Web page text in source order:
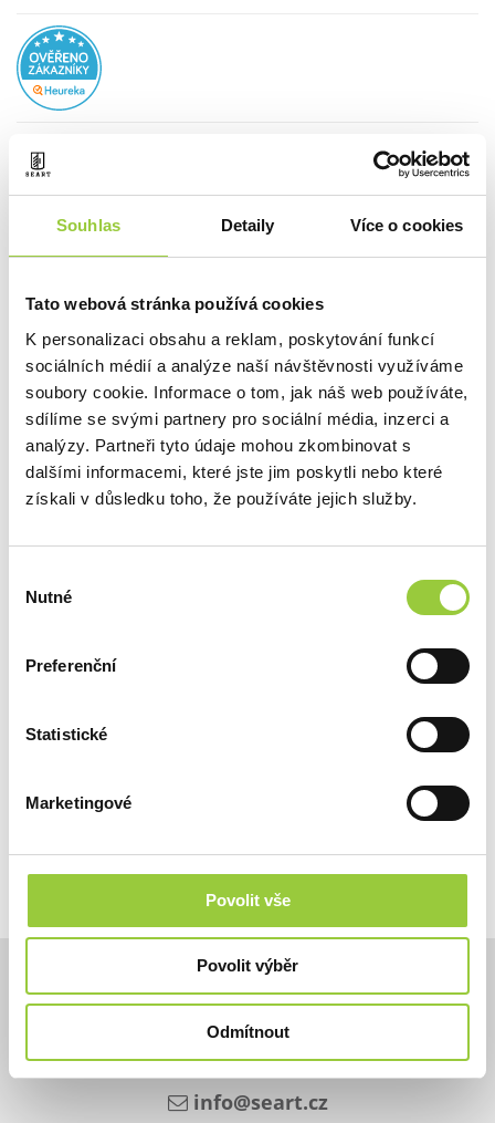
Souhlas Detaily Více o cookies
Tato webová stránka používá cookies
K personalizaci obsahu a reklam, poskytování funkcí
sociálních médií a analýze naší návštěvnosti využíváme
soubory cookie. Informace o tom, jak náš web používáte,
sdílíme se svými partnery pro sociální média, inzerci a
analýzy. Partneři tyto údaje mohou zkombinovat s
dalšími informacemi, které jste jim poskytli nebo které
získali v důsledku toho, že používáte jejich služby.
souhlasu
Nutné
Preferenční
Statistické
Marketingové
Povolit vše
Povolit výběr
Odmítnout
PŘIDAT DO KOŠÍKU
POPIS
ZABEZPEČENÍ V SOULADU S GPSR
DALŠÍ PRODUKTY Z
TÉTO KATEGORIE
ZOBRAZIT JINÉ PRODUKTY Z TÉTO KATEGORIE
KONTAKT
+48 601 316 615
info@seart.cz